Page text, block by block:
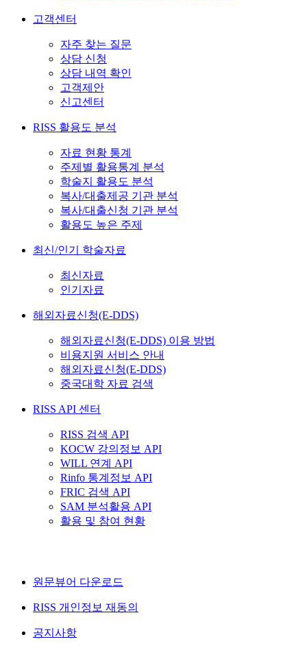
고객센터
자주 찾는 질문
상담 신청
상담 내역 확인
고객제안
신고센터
RISS 활용도 분석
자료 현황 통계
주제별 활용통계 분석
학술지 활용도 분석
복사/대출제공 기관 분석
복사/대출신청 기관 분석
활용도 높은 주제
최신/인기 학술자료
최신자료
인기자료
해외자료신청(E-DDS)
해외자료신청(E-DDS) 이용 방법
비용지원 서비스 안내
해외자료신청(E-DDS)
중국대학 자료 검색
RISS API 센터
RISS 검색 API
KOCW 강의정보 API
WILL 연계 API
Rinfo 통계정보 API
FRIC 검색 API
SAM 분석활용 API
활용 및 참여 현황
원문뷰어 다운로드
RISS 개인정보 재동의
공지사항